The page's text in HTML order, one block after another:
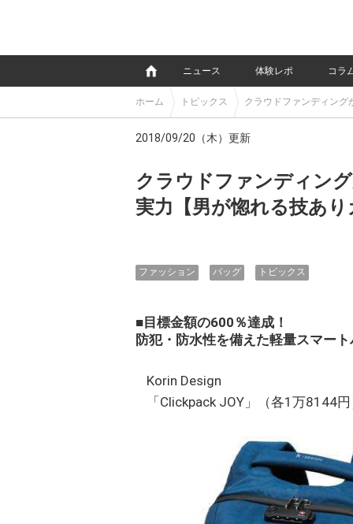
ニュース 体験レポ コラ
ホーム トピックス クラウドファンディン
2018/09/20（木）更新
クラウドファンディン
実力【男が惚れる技あ
ファッション バッグ トピックス
■目標金額の600％達成！
防犯・防水性を備えた軽量スマー
Korin Design
「Clickpack JOY」（各1万8144